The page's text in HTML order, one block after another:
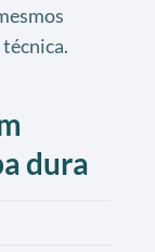
técnica.
dura